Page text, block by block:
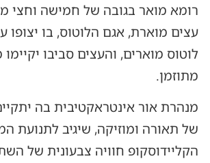
רומא מואר בגובה של חמישה וחצי
עצים מוארת, אגם הלוטוס, בו יצופו
לוטוס מוארים, והעצים סביבו
מתוזמן.
מנהרת אור אינטראקטיבית בה
של תאורה ומוזיקה, שיגיב לתנועת
הקליידוסקופ חוויה צבעונית של